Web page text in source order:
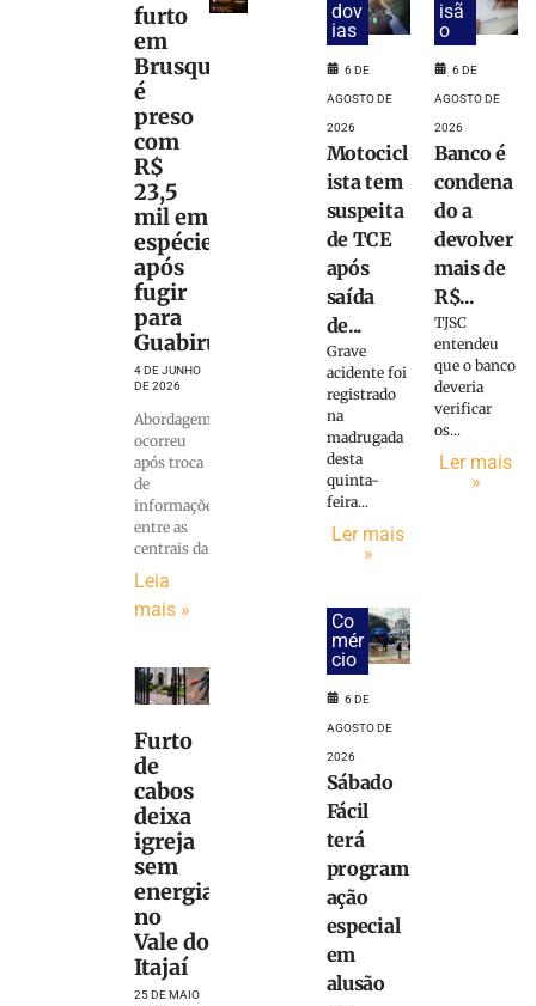
furto
em
Brusque
é
preso
com
R$
23,5
mil em
espécie
após
fugir
para
Guabiruba
4 DE JUNHO
DE 2026
Abordagem
ocorreu
após troca
de
informações
entre as
centrais da
Leia
mais »
Furto
de
cabos
deixa
igreja
sem
energia
no
Vale do
Itajaí
25 DE MAIO
dov
ias
6 DE
AGOSTO DE
2026
Motocicl
ista tem
suspeita
de TCE
após
saída
de...
Grave
acidente foi
registrado
na
madrugada
desta
quinta-
feira...
Ler mais
»
isã
o
6 DE
AGOSTO DE
2026
Banco é
condena
do a
devolver
mais de
R$...
TJSC
entendeu
que o banco
deveria
verificar
os...
Ler mais
»
Co
mér
cio
6 DE
AGOSTO DE
2026
Sábado
Fácil
terá
program
ação
especial
em
alusão